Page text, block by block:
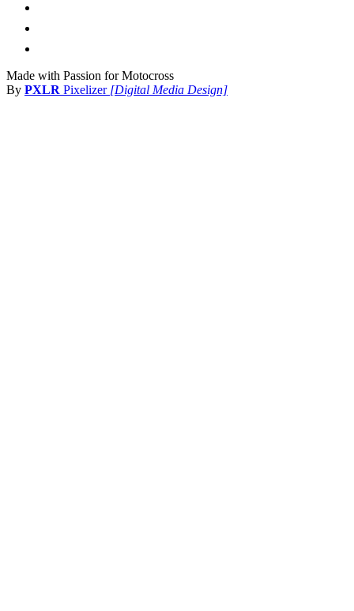
Made with Passion for Motocross
By PXLR Pixelizer [Digital Media Design]